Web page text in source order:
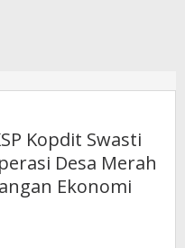
Kopdit Swasti
Desa Merah
Ekonomi